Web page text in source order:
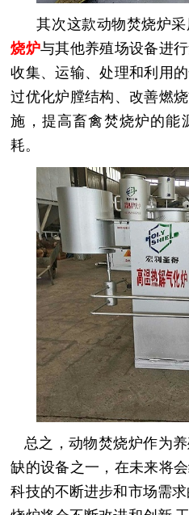
其次这款动物焚烧炉采
烧炉与其他养殖场设备进
收集、运输、处理和利用
过优化炉膛结构、改善燃
施，提高畜禽焚烧炉的能
耗。
总之，动物焚烧炉作为
缺的设备之一，在未来将
科技的不断进步和市场需求